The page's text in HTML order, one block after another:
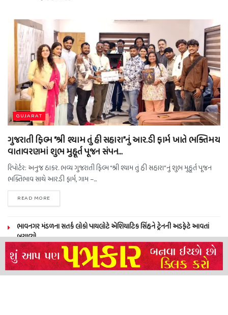
GUJARAT
ગુજરાતી ફિલ્મ “શ્રી શ્યામ તું હી સહારા”નું આર.ડી ફાર્મ ખાતે ભક્તિમય
વાતાવરણમાં શુભ મુહૂર્ત પૂજન સંપન…
રિપોર્ટર: અનુજ ઠાકર. ભવ્ય ગુજરાતી ફિલ્મ “શ્રી શ્યામ તું હી સહારા”નું શુભ મુહૂર્ત પૂજન
ભક્તિભાવ સાથે આર.ડી ફાર્મ, ગામ –...
READ MORE
ભાવનગર મંડળના સતર્ક લોકો પાયલોટે એશિયાટિક સિંહને ટ્રેનની અડફેટે આવતાં
બચાવ્યો
NEERAJ TIWARI’S ACTION FRANCHISE ROLLS WITH TIGER SHROFF,
REMO D’SOUZA AND A POWER-PACKED ENSEMBLE
ધારી પત્રકાર સંઘ – અમરેલી બ્રોડગેજ કમેટી દ્વારા જીલ્લા કલેકટર ને આવેદનપત્ર